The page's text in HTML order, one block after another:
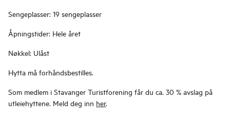
Sengeplasser: 19 sengeplasser
Åpningstider: Hele året
Nøkkel: Ulåst
Hytta må forhåndsbestilles.
Som medlem i Stavanger Turistforening får du ca. 30 % avslag på
utleiehyttene. Meld deg inn her.